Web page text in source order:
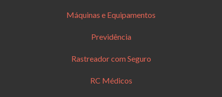
Máquinas e Equipamentos
Previdência
Rastreador com Seguro
RC Médicos